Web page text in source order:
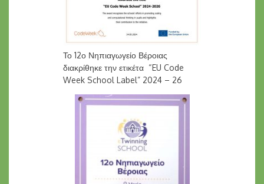
Το 12ο Νηπιαγωγείο Βέροιας
διακρίθηκε την ετικέτα “EU Code
Week School Label” 2024 – 26